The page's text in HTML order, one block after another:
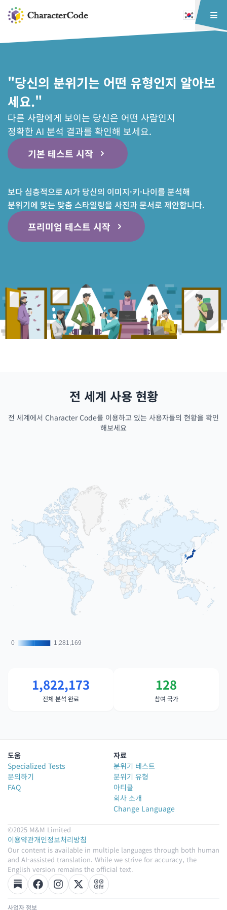
"당신의 분위기는 어떤 유형인지 알아보
세요."
다른 사람에게 보이는 당신은 어떤 사람인지
정확한 AI 분석 결과를 확인해 보세요.
기본 테스트 시작
보다 심층적으로 AI가 당신의 이미지·키·나이를 분석해
분위기에 맞는 맞춤 스타일링을 사진과 문서로 제안합니다.
프리미엄 테스트 시작
전 세계 사용 현황
전 세계에서 Character Code를 이용하고 있는 사용자들의 현황을 확인
해보세요
0
0 1,281,169
1,281,169
1,822,173
전체 분석 완료
128
참여 국가
도움
Specialized Tests
문의하기
FAQ
자료
분위기 테스트
분위기 유형
아티클
회사 소개
Change Language
©2025 M&M Limited
이용약관개인정보처리방침
Our content is available in multiple languages through both human
and AI-assisted translation. While we strive for accuracy, the
English version remains the official text.
사업자 정보